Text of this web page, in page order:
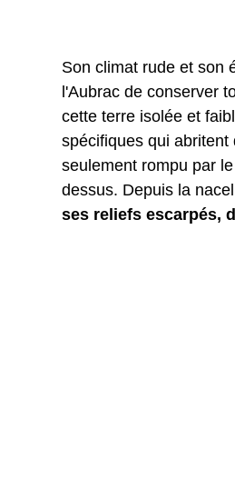
Son climat rude et son
l'Aubrac de conserver
cette terre isolée et
spécifiques qui
seulement rompu par
dessus. Depuis la
ses reliefs escarpés,